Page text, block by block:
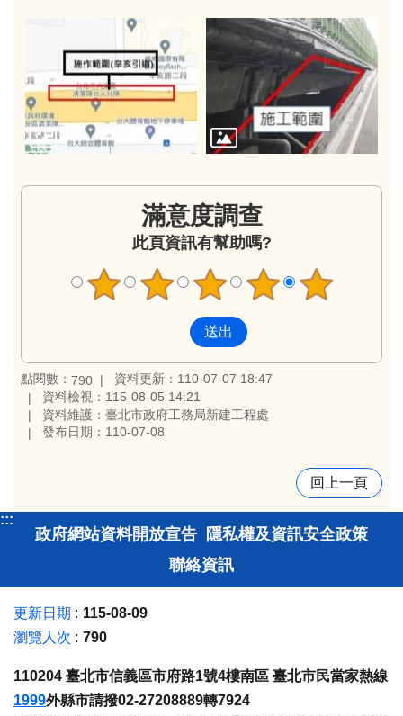
滿意度調查
此頁資訊有幫助嗎?
點閱數： 790
資料更新：110-07-07 18:47
資料檢視：115-08-05 14:21
資料維護：臺北市政府工務局新建工程處
發布日期：110-07-08
回上一頁
:::
政府網站資料開放宣告 隱私權及資訊安全政策
聯絡資訊
更新日期
115-08-09
瀏覽人次
790
110204 臺北市信義區市府路1號4樓南區 臺北市民當家熱線
1999外縣市請撥02-27208889轉7924